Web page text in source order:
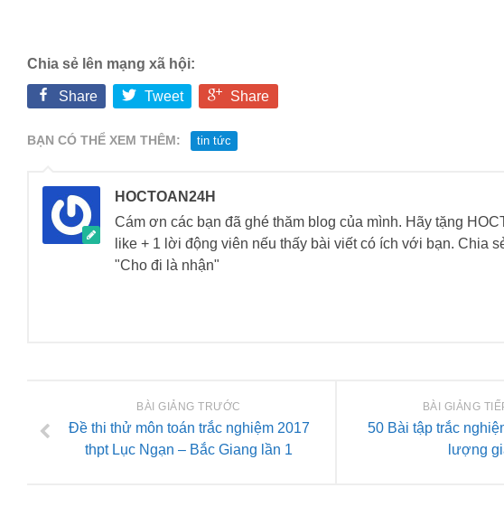
Chia sẻ lên mạng xã hội:
Share Tweet Share
BẠN CÓ THỂ XEM THÊM: tin tức
HOCTOAN24H
Cám ơn các bạn đã ghé thăm blog của mình. Hãy tặng
like + 1 lời động viên nếu thấy bài viết có ích với bạn. Chia
"Cho đi là nhận"
BÀI GIẢNG
50 Bài tập trắc
lượng
BÀI GIẢNG TRƯỚC
Đề thi thử môn toán trắc nghiệm 2017
thpt Lục Ngạn – Bắc Giang lần 1